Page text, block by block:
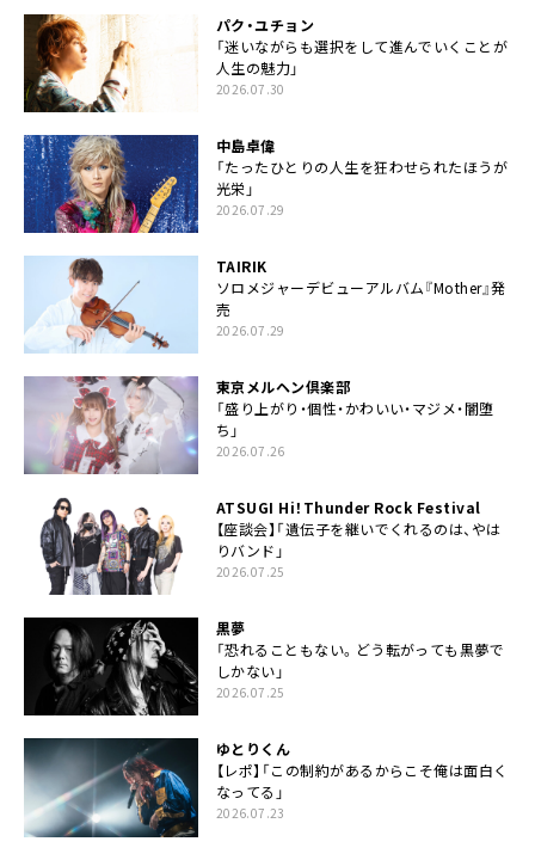
パク・ユチョン
「迷いながらも選択をして進んでいくことが
人生の魅力」
2026.07.30
中島卓偉
「たったひとりの人生を狂わせられたほうが
光栄」
2026.07.29
TAIRIK
ソロメジャーデビューアルバム『Mother』発
売
2026.07.29
東京メルヘン倶楽部
「盛り上がり・個性・かわいい・マジメ・闇堕
ち」
2026.07.26
ATSUGI Hi！Thunder Rock Festival
【座談会】「遺伝子を継いでくれるのは、やは
りバンド」
2026.07.25
黒夢
「恐れることもない。どう転がっても黒夢で
しかない」
2026.07.25
ゆとりくん
【レポ】「この制約があるからこそ俺は面白く
なってる」
2026.07.23